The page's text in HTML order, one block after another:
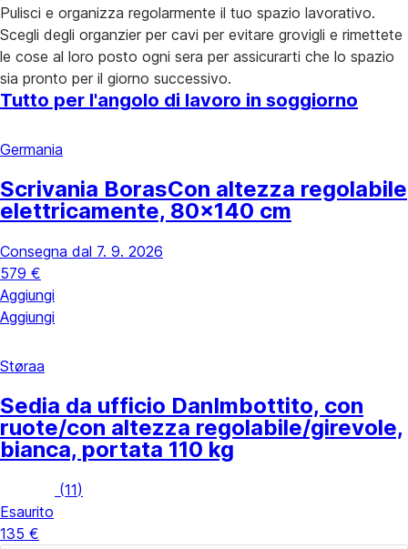
Pulisci e organizza regolarmente il tuo spazio lavorativo.
Scegli degli organzier per cavi per evitare grovigli e rimettete
le cose al loro posto ogni sera per assicurarti che lo spazio
sia pronto per il giorno successivo.
Tutto per l'angolo di lavoro in soggiorno
Germania
Scrivania BorasCon altezza regolabile
elettricamente, 80x140 cm
Consegna dal 7. 9. 2026
579 €
Aggiungi
Aggiungi
Støraa
Sedia da ufficio DanImbottito, con
ruote/con altezza regolabile/girevole,
bianca, portata 110 kg
(11)
Esaurito
135 €